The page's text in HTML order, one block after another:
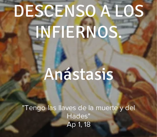
DESCENSO A LOS
INFIERNOS.
Anástasis
"Tengo las llaves de la muerte y del
Hades"
Ap 1, 18